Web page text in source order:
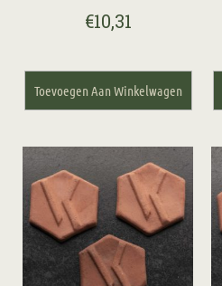
€10,31
Toevoegen Aan Winkelwagen